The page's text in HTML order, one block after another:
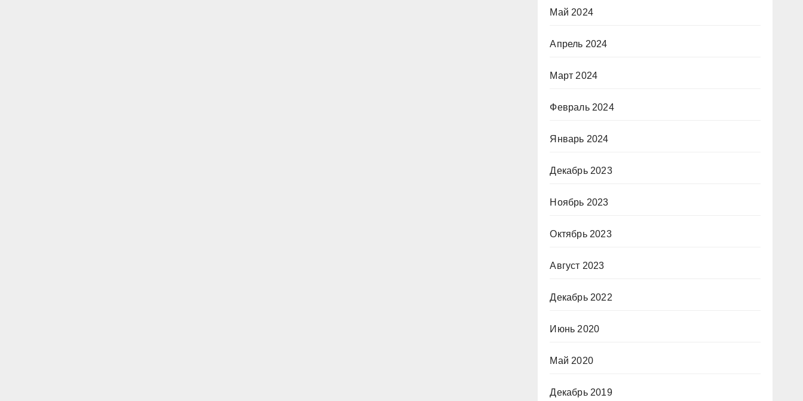
Май 2024
Апрель 2024
Март 2024
Февраль 2024
Январь 2024
Декабрь 2023
Ноябрь 2023
Октябрь 2023
Август 2023
Декабрь 2022
Июнь 2020
Май 2020
Декабрь 2019